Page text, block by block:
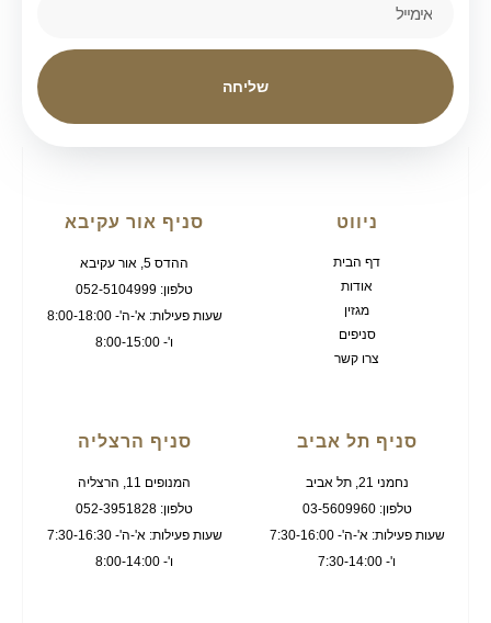
שליחה
ניווט
דף הבית
אודות
מגזין
סניפים
צרו קשר
סניף אור עקיבא
ההדס 5, אור עקיבא
טלפון: 052-5104999
שעות פעילות: א'-ה'- 8:00-18:00
ו'- 8:00-15:00
סניף תל אביב
נחמני 21, תל אביב
טלפון: 03-5609960
שעות פעילות: א'-ה'- 7:30-16:00
ו'- 7:30-14:00
סניף הרצליה
המנופים 11, הרצליה
טלפון: 052-3951828
שעות פעילות: א'-ה'- 7:30-16:30
ו'- 8:00-14:00